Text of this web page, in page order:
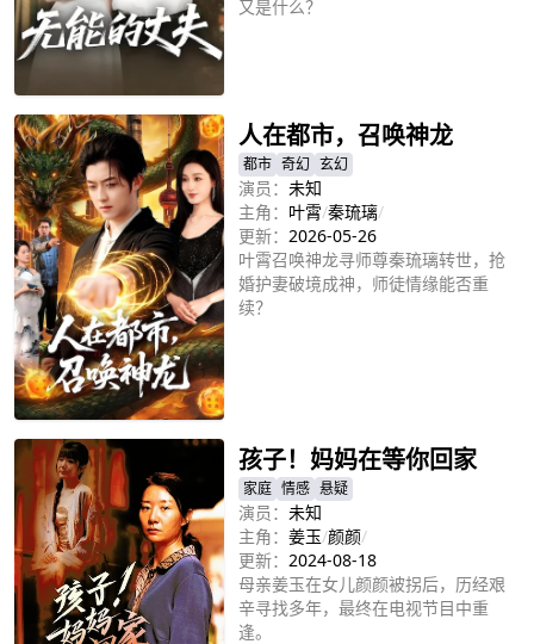
又是什么？
人在都市，召唤神龙
都市 奇幻 玄幻
演员： 未知
主角： 叶霄/秦琉璃/
更新： 2026-05-26
叶霄召唤神龙寻师尊秦琉璃转世，抢
婚护妻破境成神，师徒情缘能否重
续？
孩子！妈妈在等你回家
家庭 情感 悬疑
演员： 未知
主角： 姜玉/颜颜/
更新： 2024-08-18
母亲姜玉在女儿颜颜被拐后，历经艰
辛寻找多年，最终在电视节目中重
逢。